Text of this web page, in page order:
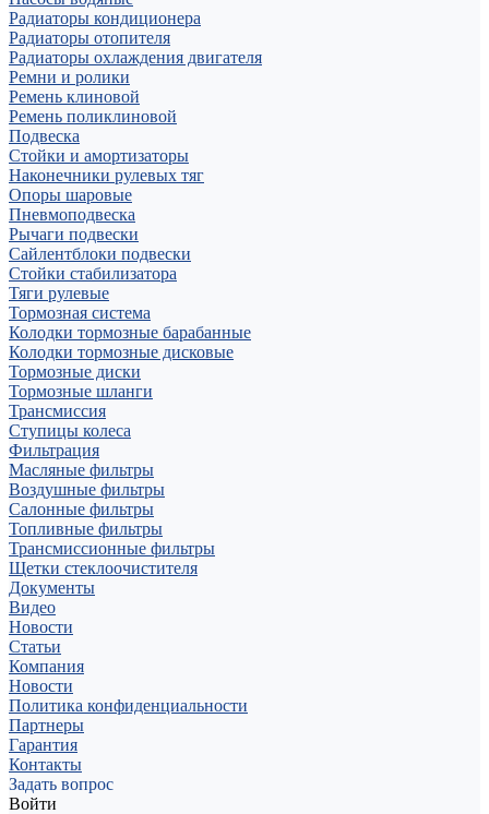
Радиаторы кондиционера
Радиаторы отопителя
Радиаторы охлаждения двигателя
Ремни и ролики
Ремень клиновой
Ремень поликлиновой
Подвеска
Стойки и амортизаторы
Наконечники рулевых тяг
Опоры шаровые
Пневмоподвеска
Рычаги подвески
Сайлентблоки подвески
Стойки стабилизатора
Тяги рулевые
Тормозная система
Колодки тормозные барабанные
Колодки тормозные дисковые
Тормозные диски
Тормозные шланги
Трансмиссия
Ступицы колеса
Фильтрация
Масляные фильтры
Воздушные фильтры
Салонные фильтры
Топливные фильтры
Трансмиссионные фильтры
Щетки стеклоочистителя
Документы
Видео
Новости
Статьи
Компания
Новости
Политика конфиденциальности
Партнеры
Гарантия
Контакты
Задать вопрос
Войти